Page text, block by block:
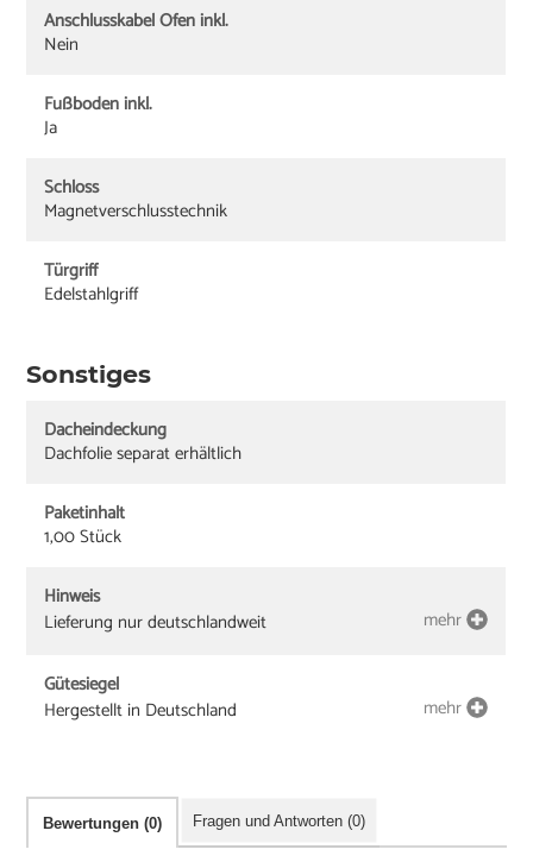
Anschlusskabel Ofen inkl.
Nein
Fußboden inkl.
Ja
Schloss
Magnetverschlusstechnik
Türgriff
Edelstahlgriff
Sonstiges
Dacheindeckung
Dachfolie separat erhältlich
Paketinhalt
1,00 Stück
Hinweis
Lieferung nur deutschlandweit
mehr
Gütesiegel
Hergestellt in Deutschland
mehr
Bewertungen (0) Fragen und Antworten (0)